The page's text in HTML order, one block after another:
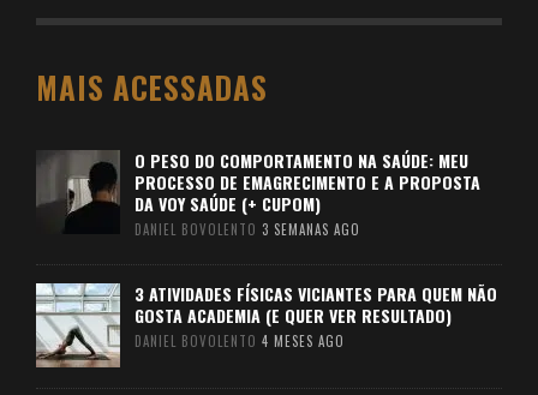
MAIS ACESSADAS
O PESO DO COMPORTAMENTO NA SAÚDE: MEU
PROCESSO DE EMAGRECIMENTO E A PROPOSTA
DA VOY SAÚDE (+ CUPOM)
DANIEL BOVOLENTO 3 SEMANAS AGO
3 ATIVIDADES FÍSICAS VICIANTES PARA QUEM NÃO
GOSTA ACADEMIA (E QUER VER RESULTADO)
DANIEL BOVOLENTO 4 MESES AGO